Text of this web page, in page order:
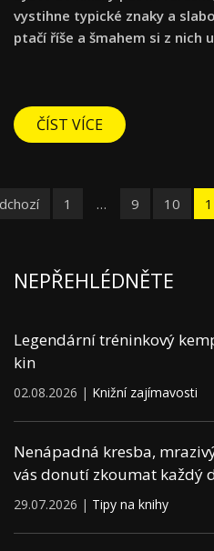
vystihne typické znaky a
ptačí říše a šmahem si z nich
ČÍST VÍCE
1 … 9 10
NEPŘEHLÉDNĚTE
Legendární tréninkový
kin
02.08.2026 | Knižní zajímavosti
Nenápadná kresba,
vás donutí zkoumat každý
29.07.2026 | Tipy na knihy